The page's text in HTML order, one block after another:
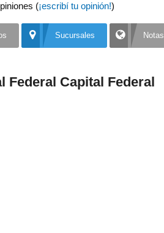
(¡escribí tu opinión!)
Sucursales Notas
Federal Capital Federal